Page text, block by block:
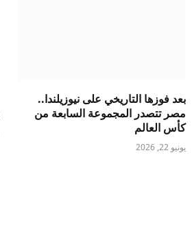
بعد فوزها التاريخي على نيوزيلندا..
مصر تتصدر المجموعة السابعة من
كأس العالم
يونيو 22, 2026